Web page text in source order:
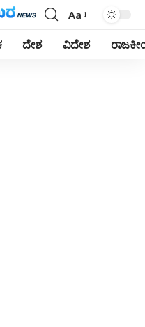
Font
Resizer
Aa
ದೇಶ ವಿದೇಶ